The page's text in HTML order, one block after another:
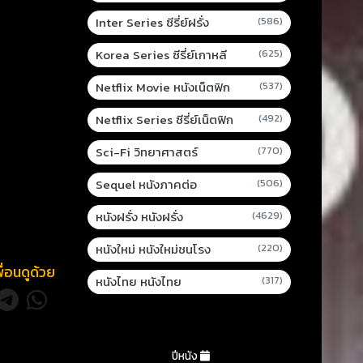
อนดูด้วย
Inter Series ซีรี่ย์ฝรั่ง (586)
Korea Series ซีรี่ย์เกาหลี (625)
Netflix Movie หนังเน็ตฟิก (537)
Netflix Series ซีรี่ย์เน็ตฟิก (492)
Sci-Fi วิทยาศาสตร์ (770)
Sequel หนังภาคต่อ (506)
หนังฝรั่ง หนังฝรั่ง (4629)
หนังใหม่ หนังใหม่ชนโรง (220)
หนังไทย หนังไทย (317)
ปีหนัง